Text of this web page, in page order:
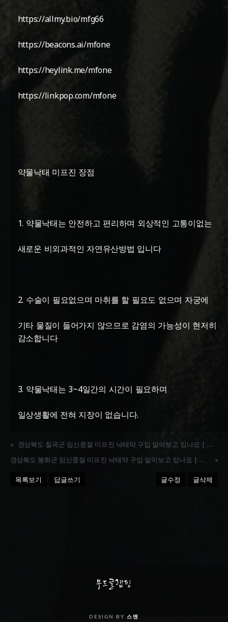
https://allmy.bio/mfg66
https://beacons.ai/mfone
https://heylink.me/mfone
https://linkpop.com/mfone
약물낙태 미프진 장점
1. 약물낙태는 안전하고 편리하며 외상적인 고통이없는
새로운 비외과적인 자연유산방법 입니다
2. 수술이 필요없으며 마취를 할 필요도 없으며 자궁에
기타 물질이 들어가지 않으므로 감염의 가능성이 현저히
감소합니다
3. 약물낙태는 3~4일간의 시간이 필요하며
일상생활에 전혀 지장이 없습니다.
«
경상북도 칠곡군 임신중절 미프진 낙태약 구입 알아보고 있나요 | 카톡 MFOK
경상북도 봉화군 임신중절 미프진 낙태약 구입 알아보고 있나요 | 카톡 MFOK
»
목록보기 답글쓰기 글수정 글삭제
DESIGN BY 스맨